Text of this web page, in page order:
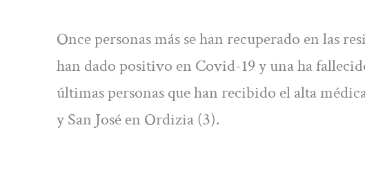
Once personas más se han recuperado en las
han dado positivo en Covid-19 y una ha
últimas personas que han recibido el alta
y San José en Ordizia (3).